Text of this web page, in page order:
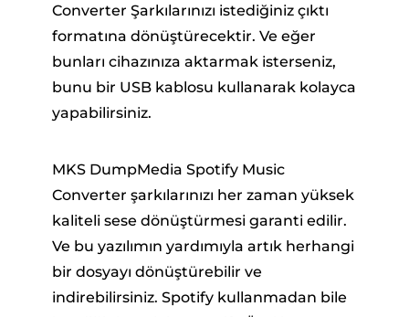
Converter Şarkılarınızı istediğiniz çıktı
formatına dönüştürecektir. Ve eğer
bunları cihazınıza aktarmak isterseniz,
bunu bir USB kablosu kullanarak kolayca
yapabilirsiniz.
MKS DumpMedia Spotify Music
Converter şarkılarınızı her zaman yüksek
kaliteli sese dönüştürmesi garanti edilir.
Ve bu yazılımın yardımıyla artık herhangi
bir dosyayı dönüştürebilir ve
indirebilirsiniz. Spotify kullanmadan bile